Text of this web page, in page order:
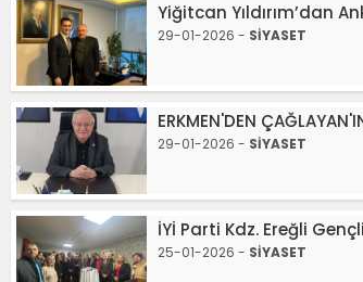
Yiğitcan Yıldırım’dan
29-01-2026 - SİYASET
ERKMEN'DEN
29-01-2026 - SİYASET
İYİ Parti Kdz. Ereğli
25-01-2026 - SİYASET